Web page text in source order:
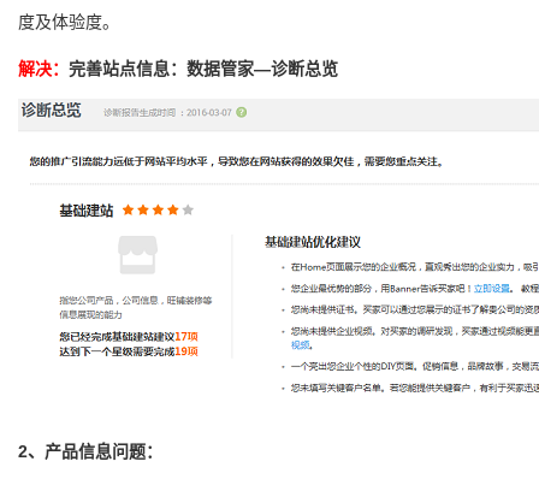
度及体验度。
解决： 完善站点信息：数据管家—诊断总览
2、产品信息问题：